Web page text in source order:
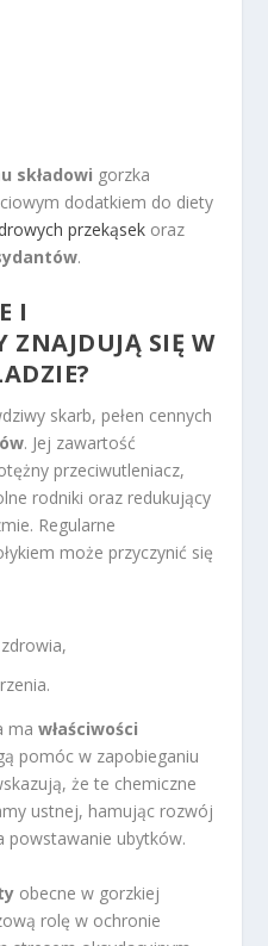
składowi gorzka
dodatkiem do diety
przekąsek oraz
.
I
ZNAJDUJĄ SIĘ W
skarb, pełen cennych
. Jej zawartość
przeciwutleniacz,
rodniki oraz redukujący
Regularne
może przyczynić się
mawłaściwości
pomóc w zapobieganiu
że te chemiczne
ustnej, hamując rozwój
powstawanie ubytków.
obecne w gorzkiej
rolę w ochronie